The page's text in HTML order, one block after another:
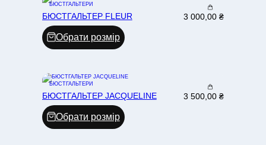
БЮСТГАЛЬТЕРИ
БЮСТГАЛЬТЕР FLEUR 3 000,00₴
Обрати розмір
БЮСТГАЛЬТЕРИ
БЮСТГАЛЬТЕР JACQUELINE 3 500,00₴
Обрати розмір